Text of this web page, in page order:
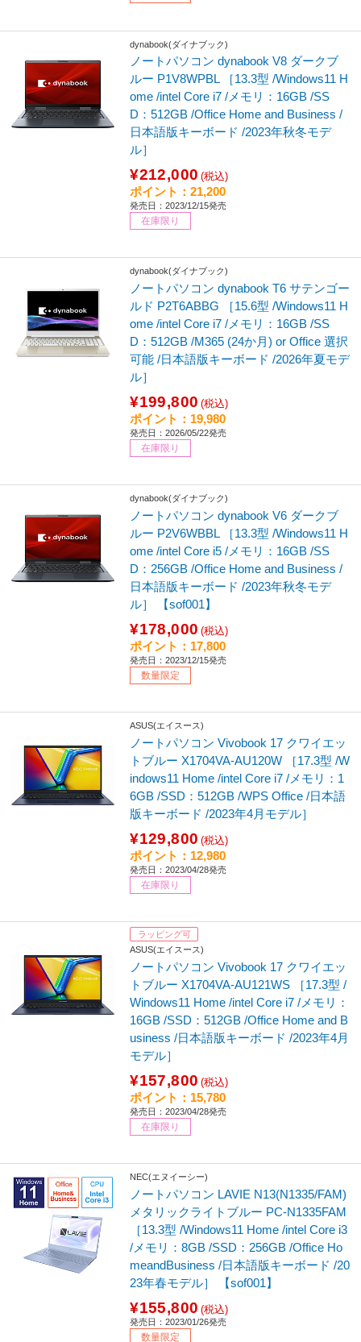
dynabook(ダイナブック)
ノートパソコン dynabook V8 ダークブ
ルー P1V8WPBL ［13.3型 /Windows11 H
ome /intel Core i7 /メモリ：16GB /SS
D：512GB /Office Home and Business /
日本語版キーボード /2023年秋冬モデ
ル］
¥212,000 (税込)
ポイント：21,200
発売日：2023/12/15発売
在庫限り
dynabook(ダイナブック)
ノートパソコン dynabook T6 サテンゴー
ルド P2T6ABBG ［15.6型 /Windows11 H
ome /intel Core i7 /メモリ：16GB /SS
D：512GB /M365 (24か月) or Office 選択
可能 /日本語版キーボード /2026年夏モデ
ル］
¥199,800 (税込)
ポイント：19,980
発売日：2026/05/22発売
在庫限り
dynabook(ダイナブック)
ノートパソコン dynabook V6 ダークブ
ルー P2V6WBBL ［13.3型 /Windows11 H
ome /intel Core i5 /メモリ：16GB /SS
D：256GB /Office Home and Business /
日本語版キーボード /2023年秋冬モデ
ル］ 【sof001】
¥178,000 (税込)
ポイント：17,800
発売日：2023/12/15発売
数量限定
ASUS(エイスース)
ノートパソコン Vivobook 17 クワイエッ
トブルー X1704VA-AU120W ［17.3型 /W
indows11 Home /intel Core i7 /メモリ：1
6GB /SSD：512GB /WPS Office /日本語
版キーボード /2023年4月モデル］
¥129,800 (税込)
ポイント：12,980
発売日：2023/04/28発売
在庫限り
ラッピング可
ASUS(エイスース)
ノートパソコン Vivobook 17 クワイエッ
トブルー X1704VA-AU121WS ［17.3型 /
Windows11 Home /intel Core i7 /メモリ：
16GB /SSD：512GB /Office Home and B
usiness /日本語版キーボード /2023年4月
モデル］
¥157,800 (税込)
ポイント：15,780
発売日：2023/04/28発売
在庫限り
NEC(エヌイーシー)
ノートパソコン LAVIE N13(N1335/FAM)
メタリックライトブルー PC-N1335FAM
［13.3型 /Windows11 Home /intel Core i3
/メモリ：8GB /SSD：256GB /Office Ho
meandBusiness /日本語版キーボード /20
23年春モデル］ 【sof001】
¥155,800 (税込)
発売日：2023/01/26発売
数量限定